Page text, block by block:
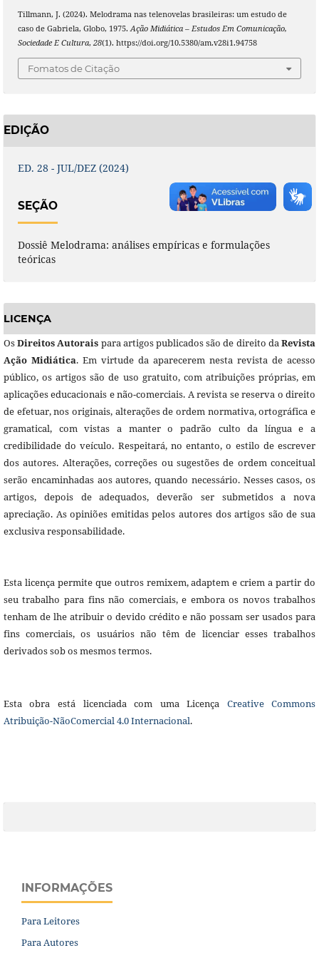
Tillmann, J. (2024). Melodrama nas telenovelas brasileiras: um estudo de
caso de Gabriela, Globo, 1975.Ação Midiática – Estudos Em Comunicação,
Sociedade E Cultura, 28(1). https://doi.org/10.5380/am.v28i1.94758
Fomatos de Citação
EDIÇÃO
ED. 28 - JUL/DEZ (2024)
SEÇÃO
Dossiê Melodrama: análises empíricas e formulações
teóricas
LICENÇA
OsDireitos Autorais para artigos publicados são de direito daRevista
Ação Midiática. Em virtude da aparecerem nesta revista de acesso
público, os artigos são de uso gratuito, com atribuições próprias, em
aplicações educacionais e não-comerciais. A revista se reserva o direito
de efetuar, nos originais, alterações de ordem normativa, ortográfica e
gramatical, com vistas a manter o padrão culto da língua e a
credibilidade do veículo. Respeitará, no entanto, o estilo de escrever
dos autores. Alterações, correções ou sugestões de ordem conceitual
serão encaminhadas aos autores, quando necessário. Nesses casos, os
artigos, depois de adequados, deverão ser submetidos a nova
apreciação. As opiniões emitidas pelos autores dos artigos são de sua
exclusiva responsabilidade.
Esta licença permite que outros remixem, adaptem e criem a partir do
seu trabalho para fins não comerciais, e embora os novos trabalhos
tenham de lhe atribuir o devido crédito e não possam ser usados para
fins comerciais, os usuários não têm de licenciar esses trabalhos
derivados sob os mesmos termos.
Esta obra está licenciada com uma Licença Creative Commons
Atribuição-NãoComercial 4.0 Internacional.
INFORMAÇÕES
Para Leitores
Para Autores